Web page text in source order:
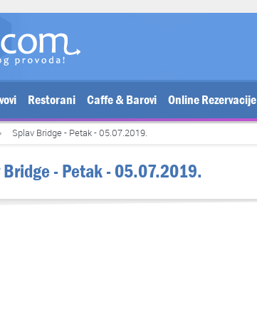
Restorani Caffe & Barovi Online Rezervacije
Splav Bridge - Petak - 05.07.2019.
- Petak - 05.07.2019.